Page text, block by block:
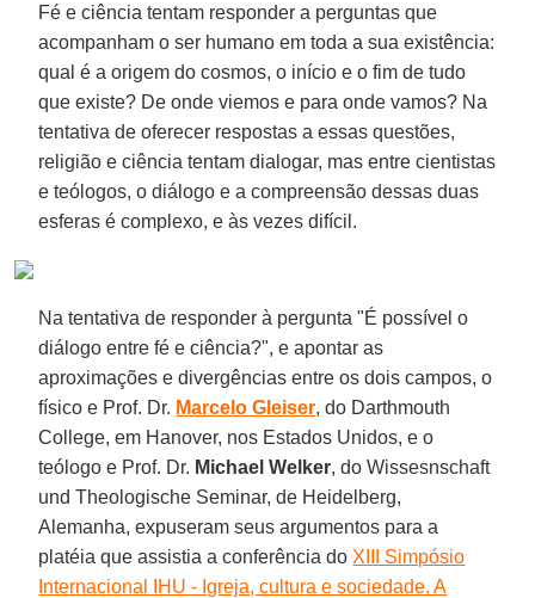
Fé e ciência tentam responder a perguntas que
acompanham o ser humano em toda a sua existência:
qual é a origem do cosmos, o início e o fim de tudo
que existe? De onde viemos e para onde vamos? Na
tentativa de oferecer respostas a essas questões,
religião e ciência tentam dialogar, mas entre cientistas
e teólogos, o diálogo e a compreensão dessas duas
esferas é complexo, e às vezes difícil.
Na tentativa de responder à pergunta "É possível o
diálogo entre fé e ciência?", e apontar as
aproximações e divergências entre os dois campos, o
físico e Prof. Dr. Marcelo Gleiser, do Darthmouth
College, em Hanover, nos Estados Unidos, e o
teólogo e Prof. Dr. Michael Welker, do Wissesnschaft
und Theologische Seminar, de Heidelberg,
Alemanha, expuseram seus argumentos para a
platéia que assistia a conferência do XIII Simpósio
Internacional IHU - Igreja, cultura e sociedade. A